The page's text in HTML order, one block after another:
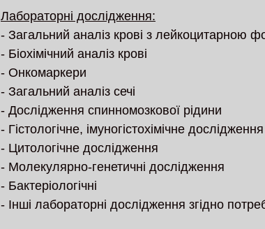
Лабораторні дослідження:
- Загальний аналіз крові з лейкоцитарною
- Біохімічний аналіз крові
- Онкомаркери
- Загальний аналіз сечі
- Дослідження спинномозкової рідини
- Гістологічне, імуногістохімічне дослідження
- Цитологічне дослідження
- Молекулярно-генетичні дослідження
- Бактеріологічні
- Інші лабораторні дослідження згідно